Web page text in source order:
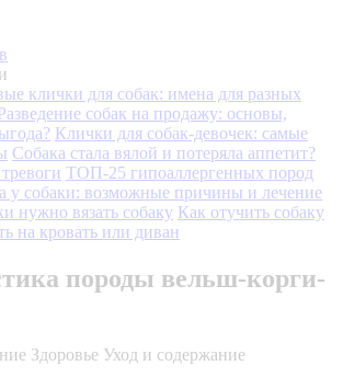
клички для собак: имена для разных
собак на продажу: основы,
Клички для собак-девочек: самые
Собака стала вялой и потеряла аппетит?
ТОП-25 гипоаллергенных пород
у собаки: возможные причины и лечение
нужно вязать собаку Как отучить собаку
на кровать или диван
породы вельш-корги-
Здоровье Уход и содержание